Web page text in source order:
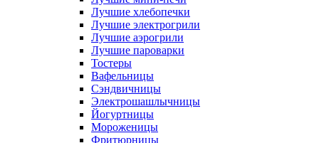
Лучшие хлебопечки
Лучшие электрогрили
Лучшие аэрогрили
Лучшие пароварки
Тостеры
Вафельницы
Сэндвичницы
Электрошашлычницы
Йогуртницы
Мороженицы
Фритюрницы